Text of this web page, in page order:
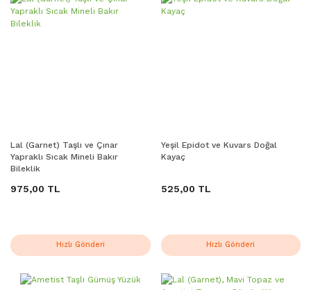
Lal (Garnet) Taşlı ve Çınar
Yapraklı Sıcak Mineli Bakır
Bileklik
975,00 TL
Hızlı Gönderi
Yeşil Epidot ve Kuvars Doğal
Kayaç
525,00 TL
Hızlı Gönderi